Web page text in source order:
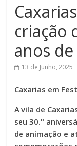
criação
anos de
13 de Junho, 2025
Caxarias em
A vila de
seu 30.º
de animação e